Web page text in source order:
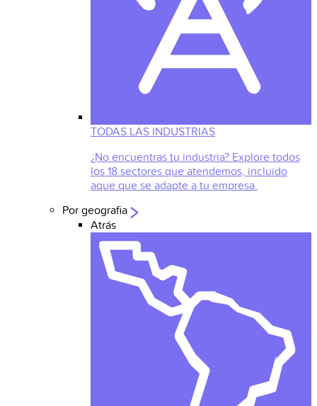
TODAS LAS INDUSTRIAS
¿No encuentras tu industria? Explore todos
los 18 sectores que atendemos, incluido
aque que se adapte a tu empresa.
Por geografia
Atrás